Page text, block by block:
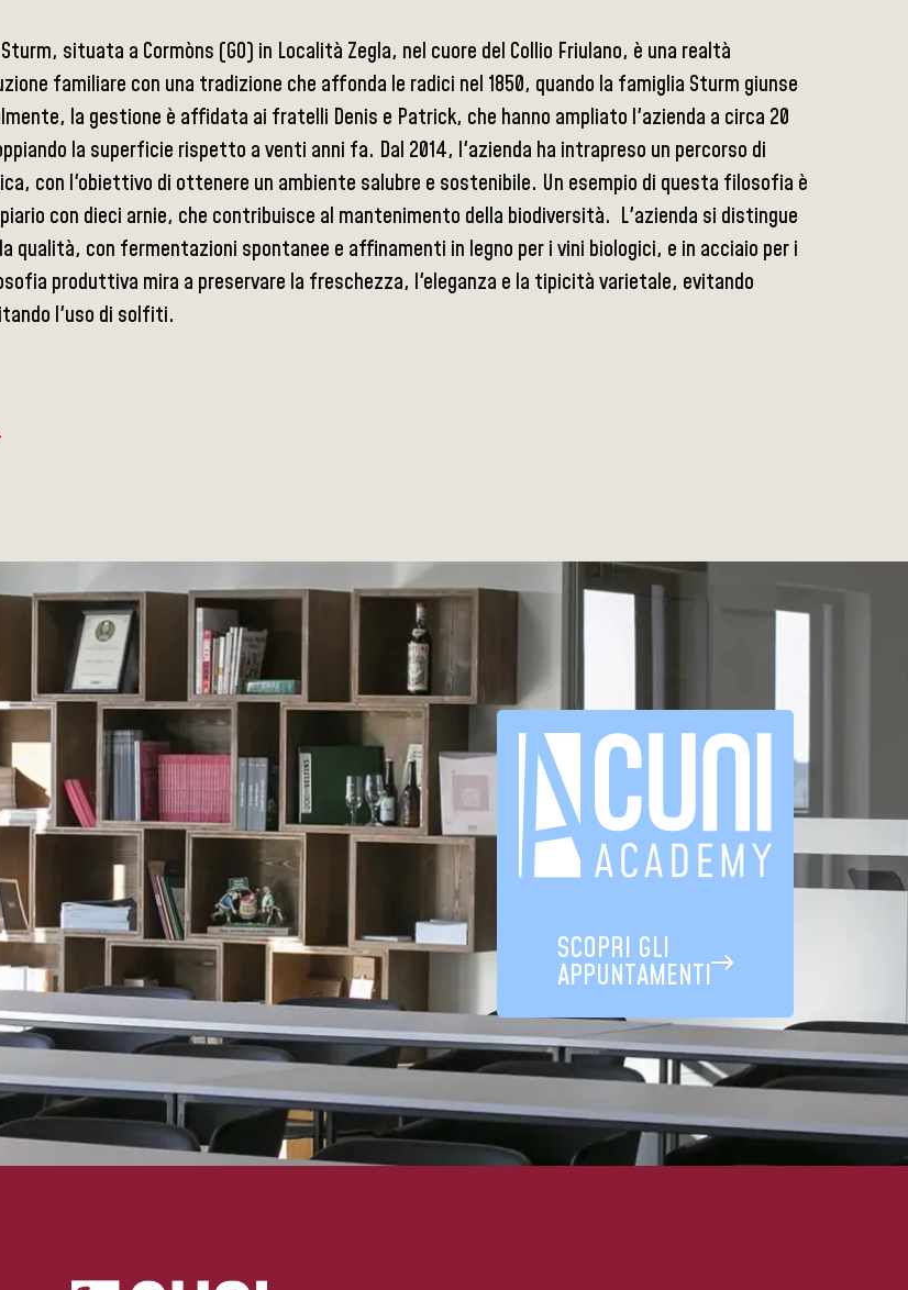
situata a Cormòns (GO) in Località Zegla, nel cuore del Collio Friulano, è una realtà
familiare con una tradizione che affonda le radici nel 1850, quando la famiglia Sturm giunse
la gestione è affidata ai fratelli Denis e Patrick, che hanno ampliato l'azienda a circa 20
la superficie rispetto a venti anni fa. Dal 2014, l'azienda ha intrapreso un percorso di
con l'obiettivo di ottenere un ambiente salubre e sostenibile. Un esempio di questa filosofia è
con dieci arnie, che contribuisce al mantenimento della biodiversità. L'azienda si distingue
qualità, con fermentazioni spontanee e affinamenti in legno per i vini biologici, e in acciaio per i
produttiva mira a preservare la freschezza, l'eleganza e la tipicità varietale, evitando
l'uso di solfiti.
SCOPRI GLI
APPUNTAMENTI